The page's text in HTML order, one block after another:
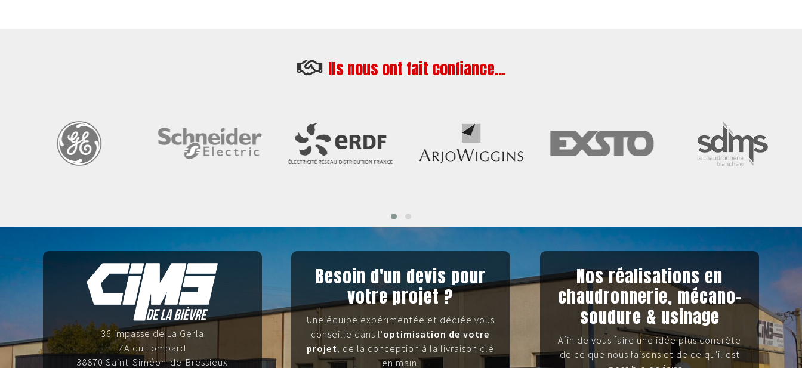
Ils nous ont fait confiance...
36 impasse de La Gerla
ZA du Lombard
38870 Saint-Siméon-de-Bressieux
Besoin d'un devis pour
votre projet ?
Une équipe expérimentée et dédiée vous
conseille dans l'optimisation de votre
projet , de la conception à la livraison clé
en main.
Nos réalisations en
chaudronnerie, mécano-
soudure & usinage
Afin de vous faire une idée plus concrète
de ce que nous faisons et de ce qu'il est